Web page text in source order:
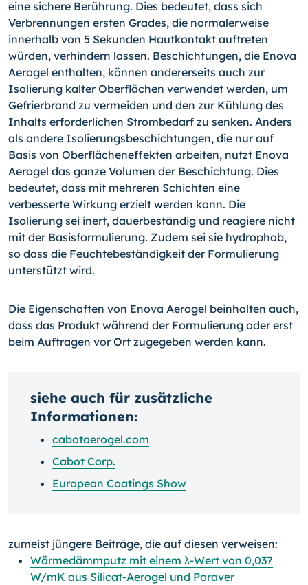
eine sichere Berührung. Dies bedeutet, dass sich
Verbrennungen ersten Grades, die normalerweise
innerhalb von 5 Sekunden Hautkontakt auftreten
würden, verhindern lassen. Beschichtungen, die Enova
Aerogel enthalten, können andererseits auch zur
Isolierung kalter Oberflächen verwendet werden, um
Gefrier­brand zu vermeiden und den zur Kühlung des
Inhalts erforderlichen Strombedarf zu senken. Anders
als andere Isolierungsbeschichtungen, die nur auf
Basis von Oberflächen­effekten arbeiten, nutzt Enova
Aerogel das ganze Volumen der Beschichtung. Dies
bedeutet, dass mit mehreren Schichten eine
verbesserte Wirkung erzielt werden kann. Die
Isolierung sei inert, dauerbeständig und reagiere nicht
mit der Basisformulierung. Zudem sei sie hydrophob,
so dass die Feuchtebeständigkeit der Formulierung
unterstützt wird.
Die Eigenschaften von Enova Aerogel beinhalten auch,
dass das Produkt während der Formulierung oder erst
beim Auftragen vor Ort zugegeben werden kann.
siehe auch für zusätzliche
Informationen:
cabotaerogel.com
Cabot Corp.
European Coatings Show
zumeist jüngere Beiträge, die auf diesen verweisen:
Wärmedämmputz mit einem λ-Wert von 0,037
W/mK aus Silicat-Aerogel und Poraver